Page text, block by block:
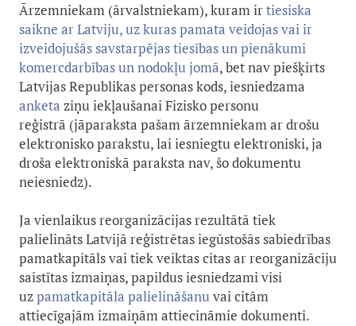
Ārzemniekam (ārvalstniekam), kuram irtiesiska
saikne ar Latviju, uz kuras pamata veidojas vai ir
izveidojušās savstarpējas tiesības un pienākumi
komercdarbības un nodokļu jomā, bet nav piešķirts
Latvijas Republikas personas kods, iesniedzama
anketa ziņu iekļaušanai Fizisko personu
reģistrā (jāparaksta pašam ārzemniekam ar drošu
elektronisko parakstu, lai iesniegtu elektroniski, ja
droša elektroniskā paraksta nav, šo dokumentu
neiesniedz).
Ja vienlaikus reorganizācijas rezultātā tiek
palielināts Latvijā reģistrētas iegūstošās sabiedrības
pamatkapitāls vai tiek veiktas citas ar reorganizāciju
saistītas izmaiņas, papildus iesniedzami visi
uzpamatkapitāla palielināšanu vai citām
attiecīgajām izmaiņām attiecināmie dokumenti.